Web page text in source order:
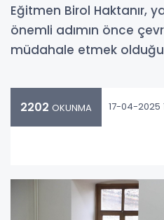
Eğitmen Birol Haktanır,
önemli adımın önce
müdahale etmek
2202 OKUNMA 17-04-2025